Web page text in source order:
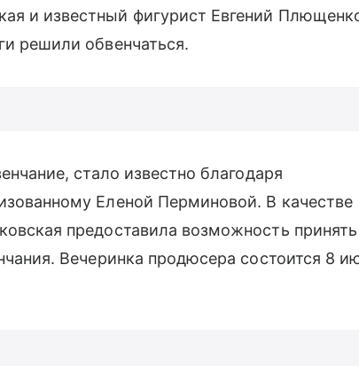
и известный фигурист Евгений
решили обвенчаться.
стало известно благодаря
Еленой Перминовой. В качестве
предоставила возможность принять
Вечеринка продюсера состоится 8